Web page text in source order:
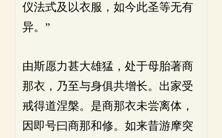
仪法式及以衣服，如今此圣等无有
异。”
由斯愿力甚大雄猛，处于母胎著商
那衣，乃至与身俱共增长。出家受
戒得道涅槃。是商那衣未尝离体，
因即号曰商那和修。如来昔游摩突